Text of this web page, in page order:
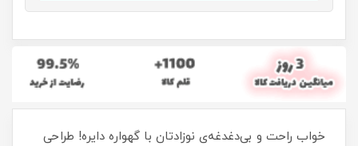
خواب راحت و بی‌دغدغه‌ی نوزادتان با گهواره دایره! طراحی